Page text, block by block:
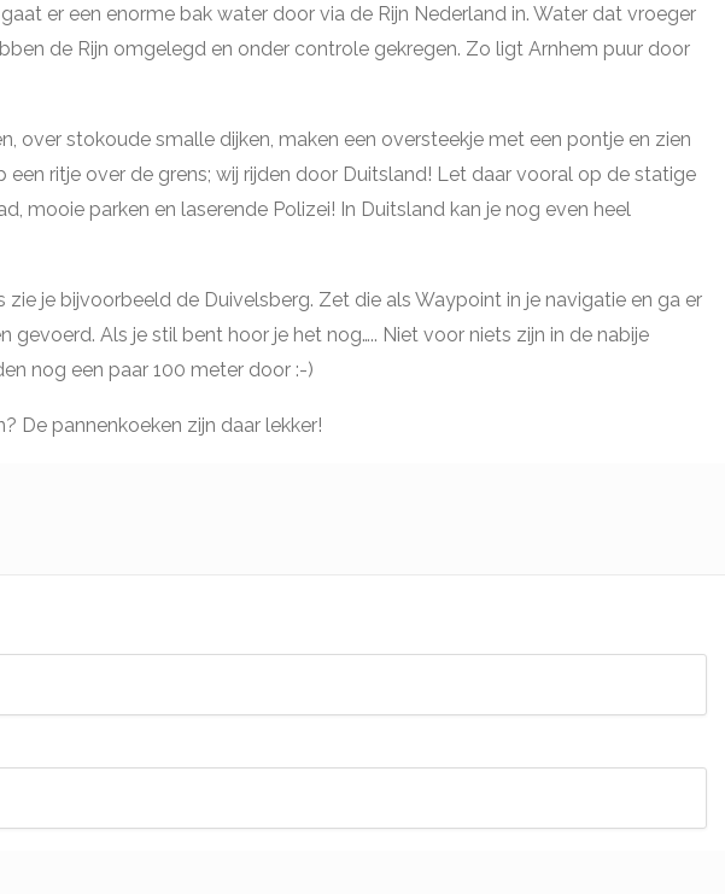
er een enorme bak water door via de Rijn Nederland in. Water dat vroeger
de Rijn omgelegd en onder controle gekregen. Zo ligt Arnhem puur door
over stokoude smalle dijken, maken een oversteekje met een pontje en zien
ritje over de grens; wij rijden door Duitsland! Let daar vooral op de statige
mooie parken en laserende Polizei! In Duitsland kan je nog even heel
je bijvoorbeeld de Duivelsberg. Zet die als Waypoint in je navigatie en ga er
Als je stil bent hoor je het nog….. Niet voor niets zijn in de nabije
nog een paar 100 meter door :-)
De pannenkoeken zijn daar lekker!